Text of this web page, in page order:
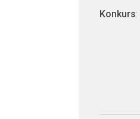
Konkurs: